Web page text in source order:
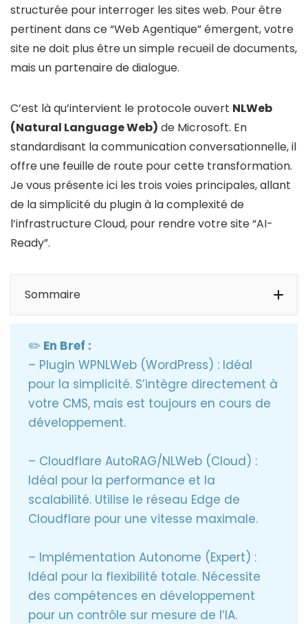
structurée pour interroger les sites web. Pour être
pertinent dans ce “Web Agentique” émergent, votre
site ne doit plus être un simple recueil de documents,
mais un partenaire de dialogue.
C’est là qu’intervient le protocole ouvert NLWeb
(Natural Language Web) de Microsoft. En
standardisant la communication conversationnelle, il
offre une feuille de route pour cette transformation.
Je vous présente ici les trois voies principales, allant
de la simplicité du plugin à la complexité de
l’infrastructure Cloud, pour rendre votre site “AI-
Ready”.
Sommaire
L’Alternative WordPress Native : Le Plugin
WPNLWeb ⚙️
La Solution Cloud Intégrée : Cloudflare
AutoRAG/NLWeb 🚀
L’Implémentation Autonome : Le Dépôt
La Valeur du NLWeb pour l’Avenir (SEO)
Tableau comparatif
Conclusion
Foire aux questions
✏️ En Bref :
– Plugin WPNLWeb (WordPress) : Idéal
pour la simplicité. S’intègre directement à
votre CMS, mais est toujours en cours de
développement.
– Cloudflare AutoRAG/NLWeb (Cloud) :
Idéal pour la performance et la
scalabilité. Utilise le réseau Edge de
Cloudflare pour une vitesse maximale.
– Implémentation Autonome (Expert) :
Idéal pour la flexibilité totale. Nécessite
des compétences en développement
pour un contrôle sur mesure de l’IA.